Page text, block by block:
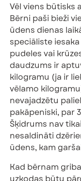
Vēl viens būtisks
Bērni paši bieži
ūdens dienas
speciāliste
pudeles vai
daudzums ir
kilogramu (ja ir
vēlamo
nevajadzētu
pakāpeniski, par
Šķidrums nav
nesaldināti
ūdens, kam
Kad bērnam